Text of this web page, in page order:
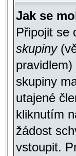
Jak se
Připojit se
skupiny
skupiny
utajené
kliknutím
žádost
vstoupit.